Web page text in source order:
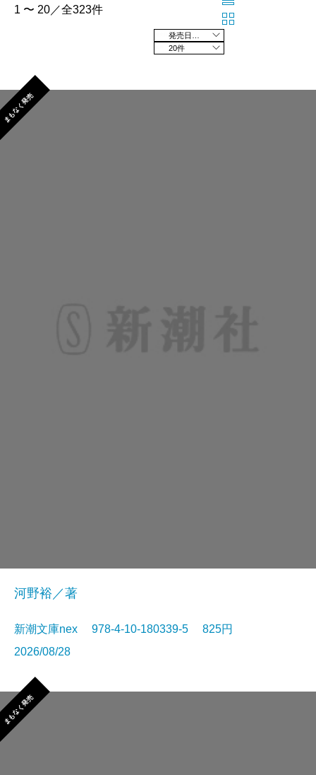
1 〜 20／全323件
20件
まもなく発売
河野裕／著
新潮文庫nex 978-4-10-180339-5 825円
2026/08/28
まもなく発売